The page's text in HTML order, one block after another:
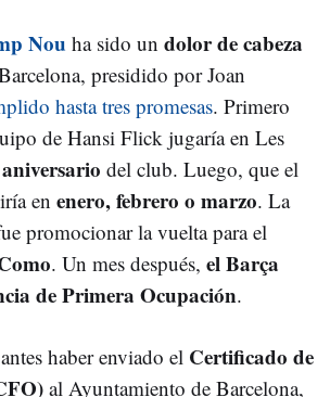
Nou ha sido un dolor de cabeza
presidido por Joan
hasta tres promesas. Primero
de Hansi Flick jugaría en Les
del club. Luego, que el
en enero, febrero o marzo. La
promocionar la vuelta para el
. Un mes después, el Barça
de Primera Ocupación.
haber enviado el Certificado de
al Ayuntamiento de Barcelona,